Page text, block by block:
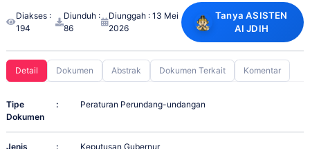
Diakses :
194
Diunduh :
86
Diunggah : 13 Mei
2026
Tanya ASISTEN
AI JDIH
Detail Dokumen Abstrak Dokumen Terkait Komentar
Tipe
Dokumen
: Peraturan Perundang-undangan
Jenis : Keputusan Gubernur